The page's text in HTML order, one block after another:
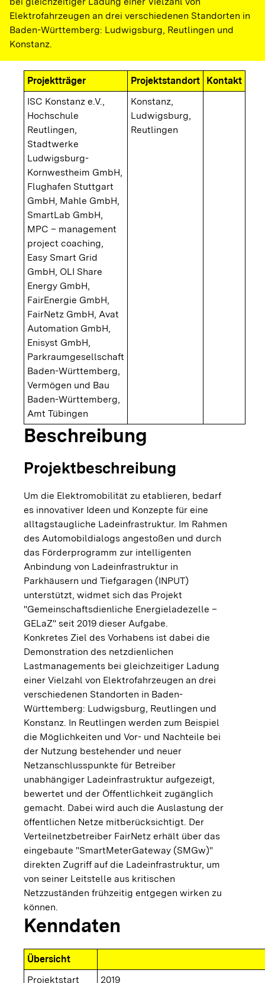
Elektrofahrzeugen an drei verschiedenen Standorten in
Baden-Württemberg: Ludwigsburg, Reutlingen und
Konstanz.
Projektträger Projektstandort
Kontakt
ISC Konstanz e.V.,
Hochschule
Reutlingen,
Stadtwerke
Ludwigsburg-
Kornwestheim GmbH,
Flughafen Stuttgart
GmbH, Mahle GmbH,
SmartLab GmbH,
MPC – management
project coaching,
Easy Smart Grid
GmbH, OLI Share
Energy GmbH,
FairEnergie GmbH,
FairNetz GmbH, Avat
Automation GmbH,
Enisyst GmbH,
Parkraumgesellschaft
Baden-Württemberg,
Vermögen und Bau
Baden-Württemberg,
Amt Tübingen
Konstanz,
Ludwigsburg,
Reutlingen
Beschreibung
Projektbeschreibung
Um die Elektromobilität zu etablieren, bedarf
es innovativer Ideen und Konzepte für eine
alltagstaugliche Ladeinfrastruktur. Im Rahmen
des Automobildialogs angestoßen und durch
das Förderprogramm zur intelligenten
Anbindung von Ladeinfrastruktur in
Parkhäusern und Tiefgaragen (INPUT)
unterstützt, widmet sich das Projekt
"Gemeinschaftsdienliche Energieladezelle –
GELaZ" seit 2019 dieser Aufgabe.
Konkretes Ziel des Vorhabens ist dabei die
Demonstration des netzdienlichen
Lastmanagements bei gleichzeitiger Ladung
einer Vielzahl von Elektrofahrzeugen an drei
verschiedenen Standorten in Baden-
Württemberg: Ludwigsburg, Reutlingen und
Konstanz. In Reutlingen werden zum Beispiel
die Möglichkeiten und Vor- und Nachteile bei
der Nutzung bestehender und neuer
Netzanschlusspunkte für Betreiber
unabhängiger Ladeinfrastruktur aufgezeigt,
bewertet und der Öffentlichkeit zugänglich
gemacht. Dabei wird auch die Auslastung der
öffentlichen Netze mitberücksichtigt. Der
Verteilnetzbetreiber FairNetz erhält über das
eingebaute "SmartMeterGateway (SMGw)"
direkten Zugriff auf die Ladeinfrastruktur, um
von seiner Leitstelle aus kritischen
Netzzuständen frühzeitig entgegen wirken zu
können.
Kenndaten
Übersicht
Projektstart
2019